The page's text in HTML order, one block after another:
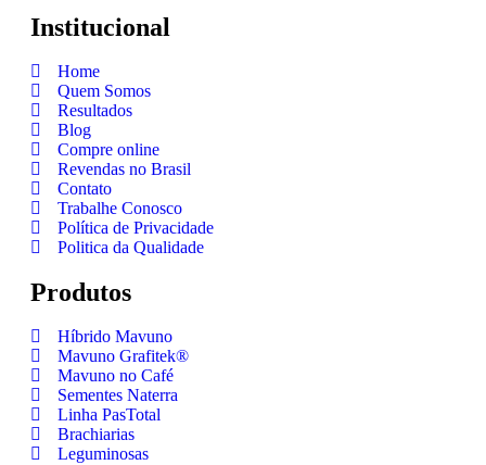
Institucional
Home
Quem Somos
Resultados
Blog
Compre online
Revendas no Brasil
Contato
Trabalhe Conosco
Política de Privacidade
Politica da Qualidade
Produtos
Híbrido Mavuno
Mavuno Grafitek®
Mavuno no Café
Sementes Naterra
Linha PasTotal
Brachiarias
Leguminosas